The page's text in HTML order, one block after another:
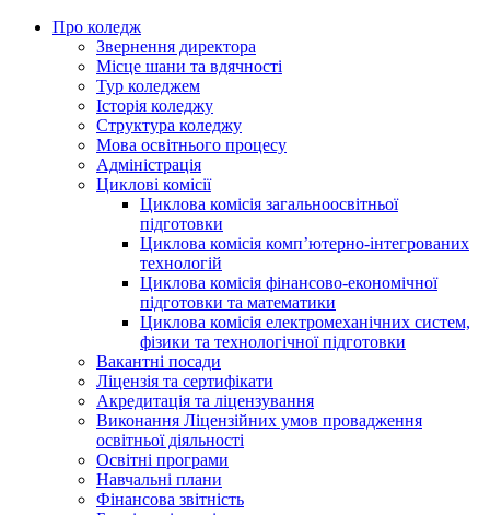
Про коледж
Звернення директора
Місце шани та вдячності
Тур коледжем
Історія коледжу
Структура коледжу
Мова освітнього процесу
Адміністрація
Циклові комісії
Циклова комісія загальноосвітньої
підготовки
Циклова комісія комп’ютерно-інтегрованих
технологій
Циклова комісія фінансово-економічної
підготовки та математики
Циклова комісія електромеханічних систем,
фізики та технологічної підготовки
Вакантні посади
Ліцензія та сертифікати
Акредитація та ліцензування
Виконання Ліцензійних умов провадження
освітньої діяльності
Освітні програми
Навчальні плани
Фінансова звітність